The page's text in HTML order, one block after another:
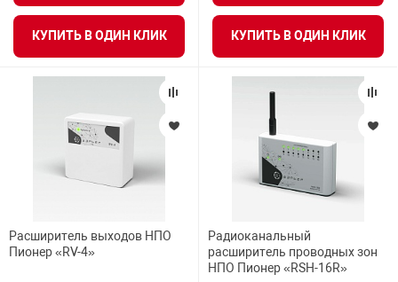
безопасность
оборудование
КУПИТЬ В ОДИН КЛИК КУПИТЬ В ОДИН КЛИК
Расширитель выходов НПО
Пионер «RV-4»
Радиоканальный
расширитель проводных зон
НПО Пионер «RSH-16R»